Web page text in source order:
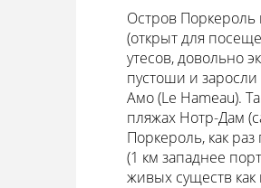
Остров
(открыт для
утесов, довольно
пустоши и
Амо (Le Hameau).
пляжах Нотр-Дам
Поркероль, как
(1 км западнее
живых существ